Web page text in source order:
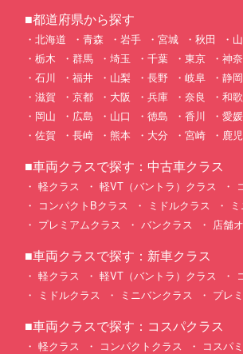
■都道府県から探す
北海道 青森 岩手 宮城 秋田
栃木
群馬 埼玉 千葉 東京 神
石川
福井 山梨 長野 岐阜 静岡
滋賀
京都 大阪 兵庫 奈良 和
岡山
広島 山口 徳島 香川 愛媛
佐賀
長崎 熊本 大分 宮崎 鹿
■車両クラスで探す：中古車クラス
軽クラス 軽VT（バントラ）クラス
コンパクトBクラス
ミドルクラス
プレミアムクラス
バンクラス 店舗
■車両クラスで探す：新車クラス
軽クラス 軽VT（バントラ）クラス
ミドルクラス
ミニバンクラス プレ
■車両クラスで探す：コスパクラス
軽クラス コンパクトクラス
コスパ